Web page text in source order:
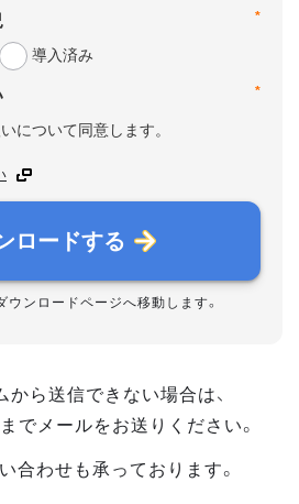
*
導入済み
*
について同意します。
ロードする
ウンロードページへ移動します。
ら送信できない場合は、
までメールをお送りください。
合わせも承っております。